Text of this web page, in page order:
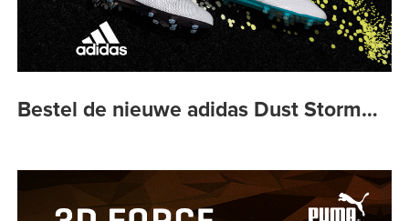
Bestel de nieuwe adidas Dust Storm…